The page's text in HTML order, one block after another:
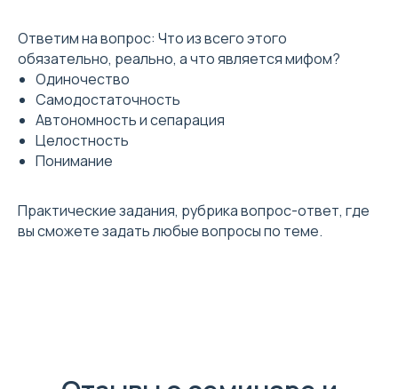
Ответим на вопрос: Что из всего этого
обязательно, реально, а что является мифом?
Одиночество
Самодостаточность
Автономность и сепарация
Целостность
Понимание
Практические задания, рубрика вопрос-ответ, где
вы сможете задать любые вопросы по теме.